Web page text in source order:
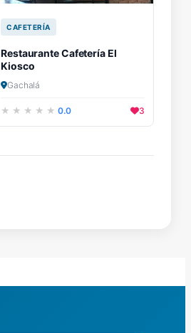
CAFETERÍA
Restaurante Cafetería El
Kiosco
Gachalá
0.0 3